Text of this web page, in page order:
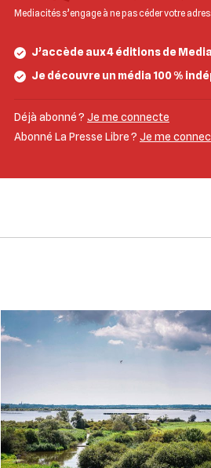
Mediacités s’engage à ne pas céder votre
J’accède aux 4 éditions de
Je découvre un média 100 %
Déjà abonné ? Je me connecte
Abonné La Presse Libre ? Je me